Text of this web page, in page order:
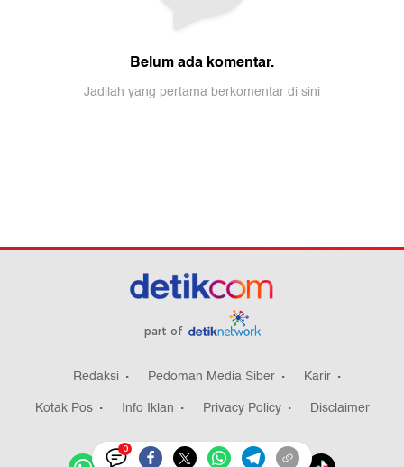
0
part of
Redaksi Pedoman Media Siber
Karir
Kotak Pos
Info Iklan Privacy Policy Disclaimer